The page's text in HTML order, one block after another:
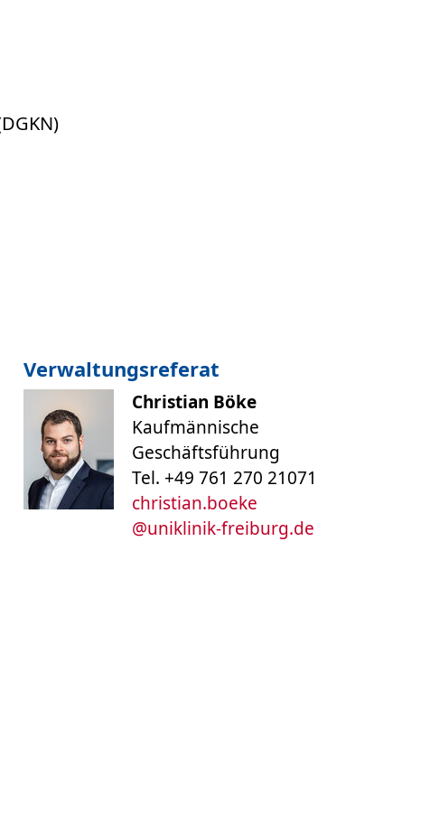
Verwaltungsreferat
Christian Böke
Kaufmännische
Geschäftsführung
Tel. +49 761 270 21071
christian.boeke
@uniklinik-freiburg.de